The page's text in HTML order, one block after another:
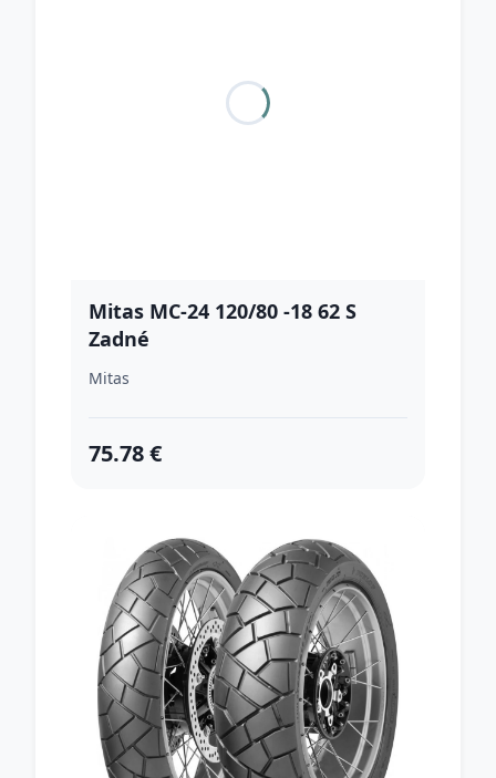
Mitas MC-24 120/80 -18 62 S
Zadné
Mitas
75.78 €